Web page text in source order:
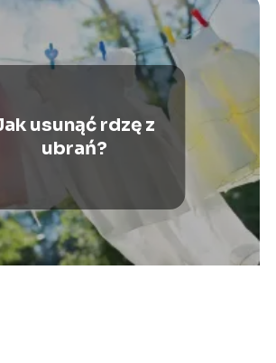
usunąć rdzę z
ubrań?